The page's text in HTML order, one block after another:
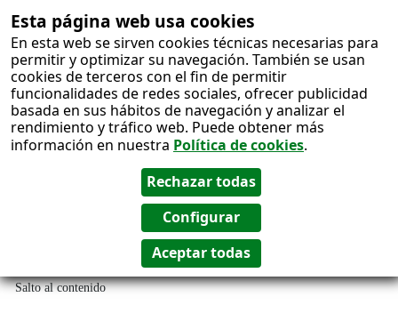
Esta página web usa cookies
En esta web se sirven cookies técnicas necesarias para
permitir y optimizar su navegación. También se usan
cookies de terceros con el fin de permitir
funcionalidades de redes sociales, ofrecer publicidad
basada en sus hábitos de navegación y analizar el
rendimiento y tráfico web. Puede obtener más
información en nuestra Política de cookies.
Salto al contenido